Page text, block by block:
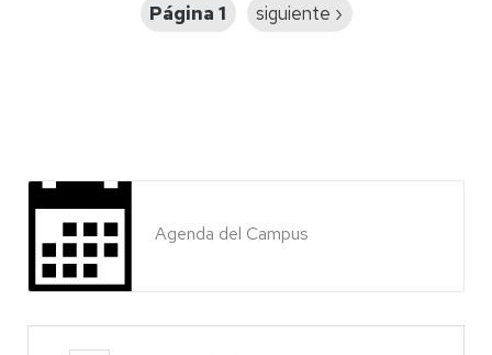
Página 1
Siguiente
siguiente ›
Agenda del Campus